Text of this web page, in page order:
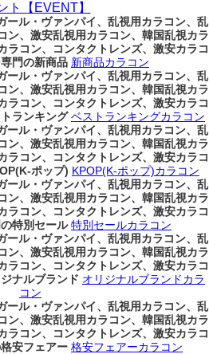
ト【EVENT】
ール・ヴァンパイ、乱視用カラコン、乱
ン、激安乱視用カラコン、韓国乱視カラ
ラコン、コンタクトレンズ、激安カラコ
門の新商品 新商品カラコン
ール・ヴァンパイ、乱視用カラコン、乱
ン、激安乱視用カラコン、韓国乱視カラ
ラコン、コンタクトレンズ、激安カラコ
ランキング ベストランキングカラコン
ール・ヴァンパイ、乱視用カラコン、乱
ン、激安乱視用カラコン、韓国乱視カラ
ラコン、コンタクトレンズ、激安カラコ
ポップ) KPOP(K-ポップ)カラコン
ール・ヴァンパイ、乱視用カラコン、乱
ン、激安乱視用カラコン、韓国乱視カラ
ラコン、コンタクトレンズ、激安カラコ
特別セール 特別セールカラコン
ール・ヴァンパイ、乱視用カラコン、乱
ン、激安乱視用カラコン、韓国乱視カラ
ラコン、コンタクトレンズ、激安カラコ
ナルブランド オリジナルブランドカラ
コン
ール・ヴァンパイ、乱視用カラコン、乱
ン、激安乱視用カラコン、韓国乱視カラ
ラコン、コンタクトレンズ、激安カラコ
安フェアー 格安フェアーカラコン